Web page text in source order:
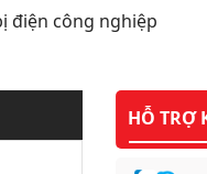
điện công nghiệp
HỖ TRỢ